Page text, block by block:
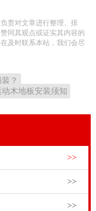
环境都不同。外
缝就是为了应对
责对文章进行整理、排
同其观点或证实其内容的
及时联系本站，我们会尽
？
木地板安装须知
>>
>>
>>